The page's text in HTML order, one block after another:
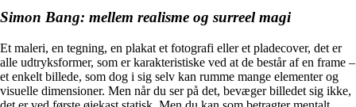
Simon Bang: mellem realisme og surreel magi
Et maleri, en tegning, en plakat et fotografi eller et pladecover, det er
alle udtryksformer, som er karakteristiske ved at de består af en frame –
et enkelt billede, som dog i sig selv kan rumme mange elementer og
visuelle dimensioner. Men når du ser på det, bevæger billedet sig ikke,